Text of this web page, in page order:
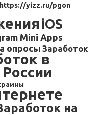
yizz.ru/pgon
iOS
Mini Apps
опросы Заработок
в
на